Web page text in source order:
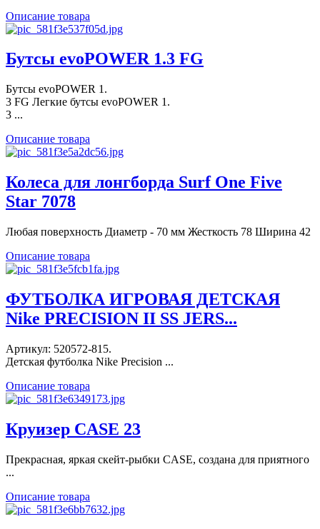
Описание товара
Бутсы evoPOWER 1.3 FG
Бутсы evoPOWER 1.
3 FG Легкие бутсы evoPOWER 1.
3 ...
Описание товара
Колеса для лонгборда Surf One Five
Star 7078
Любая поверхность Диаметр - 70 мм Жесткость 78 Ширина 42
Описание товара
ФУТБОЛКА ИГРОВАЯ ДЕТСКАЯ
Nike PRECISION II SS JERS...
Артикул: 520572-815.
Детская футболка Nike Precision ...
Описание товара
Круизер CASE 23
Прекрасная, яркая скейт-рыбки CASE, создана для приятного
...
Описание товара